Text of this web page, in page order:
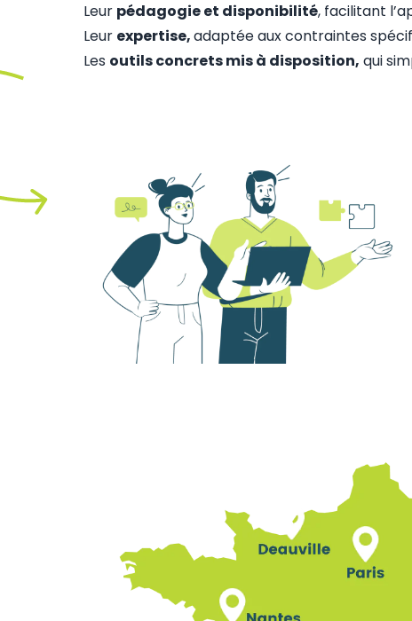
Leur pédagogie et disponibilité, facilitant
Leur expertise,adaptée aux contraintes
Les outils concrets mis à disposition, qui